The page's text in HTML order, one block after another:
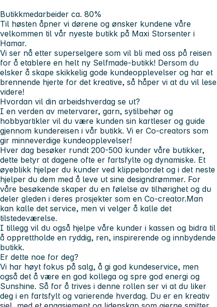
Butikkmedarbeider ca. 80%
Til høsten åpner vi dørene og ønsker kundene våre
velkommen til vår nyeste butikk på Maxi Storsenter i
Hamar.
Vi ser nå etter superselgere som vil bli med oss på reisen
for å etablere en helt ny Selfmade-butikk! Dersom du
elsker å skape skikkelig gode kundeopplevelser og har et
brennende hjerte for det kreative, så håper vi at du vil lese
videre!
Hvordan vil din arbeidshverdag se ut?
I en verden av metervarer, garn, sytilbehør og
hobbyartikler vil du være kunden sin kartleser og guide
gjennom kundereisen i vår butikk. Vi er Co-creators som
gir minneverdige kundeopplevelser!
Hver dag besøker rundt 200-500 kunder våre butikker,
dette betyr at dagene ofte er fartsfylte og dynamiske. Et
øyeblikk hjelper du kunder ved klippebordet og i det neste
hjelper du dem med å leve ut sine designdrømmer. For
våre besøkende skaper du en følelse av tilhørighet og du
deler gleden i deres prosjekter som en Co-creator.Man
kan kalle det service, men vi velger å kalle det
tilstedeværelse.
I tillegg vil du også hjelpe våre kunder i kassen og bidra til
å opprettholde en ryddig, ren, inspirerende og innbydende
butikk.
Er dette noe for deg?
Vi har høyt fokus på salg, å gi god kundeservice, men
også det å være en god kollega og spre god energi og
Sunshine. Så for å trives i denne rollen ser vi at du liker
deg i en fartsfylt og varierende hverdag. Du er en kreativ